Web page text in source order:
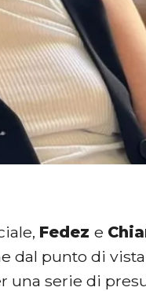
Fedeze
dal punto di vista
serie di